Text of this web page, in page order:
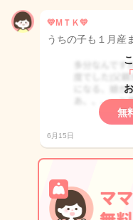
💛MＴＫ💛
うちの子も１月産
無
6月15日